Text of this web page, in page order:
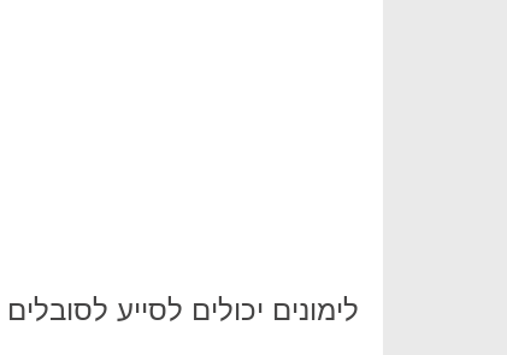
לימונים יכולים לסייע